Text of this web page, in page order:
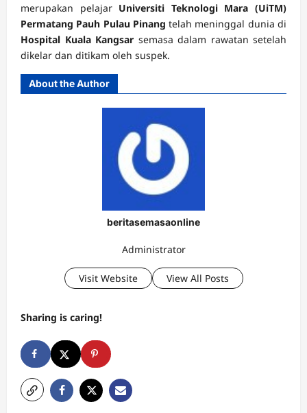
merupakan pelajar Universiti Teknologi Mara (UiTM)
Permatang Pauh Pulau Pinang telah meninggal dunia di
Hospital Kuala Kangsar semasa dalam rawatan setelah
dikelar dan ditikam oleh suspek.
About the Author
beritasemasaonline
Administrator
Visit Website View All Posts
Sharing is caring!